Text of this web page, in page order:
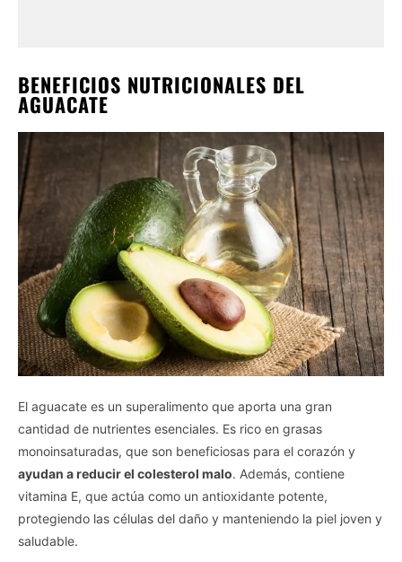
BENEFICIOS NUTRICIONALES DEL
AGUACATE
El aguacate es un superalimento que aporta una gran
cantidad de nutrientes esenciales. Es rico en grasas
monoinsaturadas, que son beneficiosas para el corazón y
ayudan a reducir el colesterol malo. Además, contiene
vitamina E, que actúa como un antioxidante potente,
protegiendo las células del daño y manteniendo la piel joven y
saludable.